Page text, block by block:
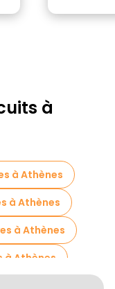
à
à Athènes
à Athènes
à Athènes
Athènes